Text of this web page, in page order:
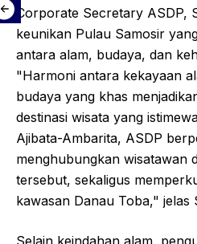
Corporate Secretary ASDP,
keunikan Pulau Samosir
antara alam, budaya, dan
"Harmoni antara kekayaan
budaya yang khas
destinasi wisata yang
Ajibata-Ambarita, ASDP
menghubungkan wisatawan
tersebut, sekaligus
kawasan Danau Toba," jelas